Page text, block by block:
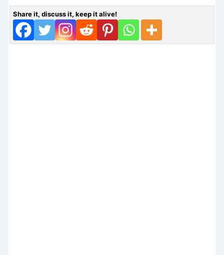
Share it, discuss it, keep it alive!